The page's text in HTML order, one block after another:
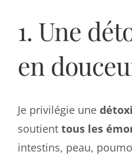
1. Une
en
Je privilégie une
soutient tous les
intestins, peau,